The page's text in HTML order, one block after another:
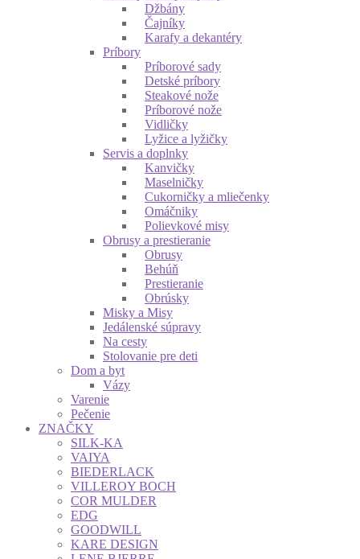
Džbány
Čajníky
Karafy a dekantéry
Príbory
Príborové sady
Detské príbory
Steakové nože
Príborové nože
Vidličky
Lyžice a lyžičky
Servis a doplnky
Kanvičky
Maselničky
Cukorničky a mliečenky
Omáčniky
Polievkové misy
Obrusy a prestieranie
Obrusy
Behúň
Prestieranie
Obrúsky
Misky a Misy
Jedálenské súpravy
Na cesty
Stolovanie pre deti
Dom a byt
Vázy
Varenie
Pečenie
ZNAČKY
SILK-KA
VAIYA
BIEDERLACK
VILLEROY BOCH
COR MULDER
EDG
GOODWILL
KARE DESIGN